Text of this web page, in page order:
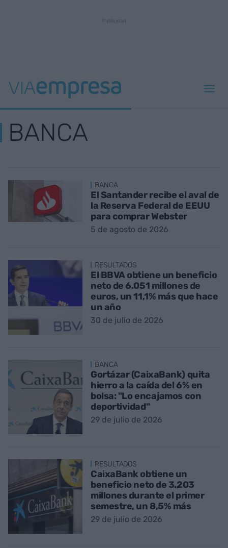
BANCA
BANCA
El Santander recibe el aval de
la Reserva Federal de EEUU
para comprar Webster
5 de agosto de 2026
RESULTADOS
El BBVA obtiene un beneficio
neto de 6.051 millones de
euros, un 11,1% más que hace
un año
30 de julio de 2026
BANCA
Gortázar (CaixaBank) quita
hierro a la caída del 6% en
bolsa: "Lo encajamos con
deportividad"
29 de julio de 2026
RESULTADOS
CaixaBank obtiene un
beneficio neto de 3.203
millones durante el primer
semestre, un 8,5% más
29 de julio de 2026